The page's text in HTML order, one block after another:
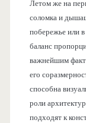
Летом же на
соломка и
побережье или
баланс
важнейшим
его
способна
роли
подходят к